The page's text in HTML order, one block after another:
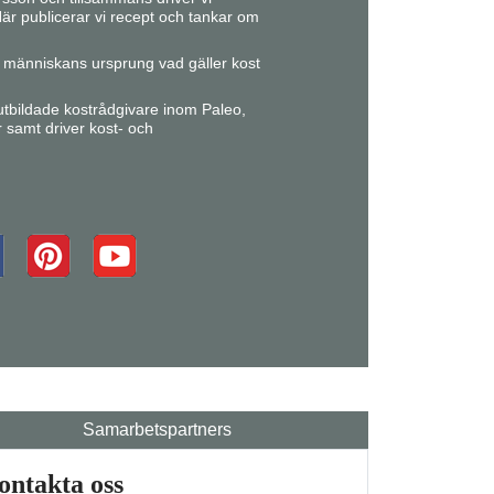
publicerar vi recept och tankar om
ursprung vad gäller kost
kostrådgivare inom Paleo,
samt driver kost- och
Samarbetspartners
oss